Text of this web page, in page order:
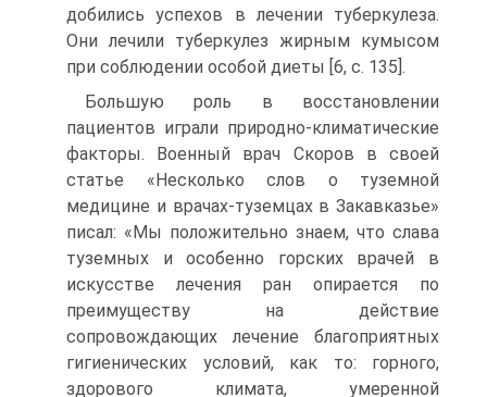
добились успехов в лечении туберкулеза.
Они лечили туберкулез жирным кумысом
при соблюдении особой диеты [6, c. 135].
Большую роль в восстановлении
пациентов играли природно-климатические
факторы. Военный врач Скоров в своей
статье «Несколько слов о туземной
медицине и врачах-туземцах в Закавказье»
писал: «Мы положительно знаем, что слава
туземных и особенно горских врачей в
искусстве лечения ран опирается по
преимуществу на действие
сопровождающих лечение благоприятных
гигиенических условий, как то: горного,
здорового климата, умеренной